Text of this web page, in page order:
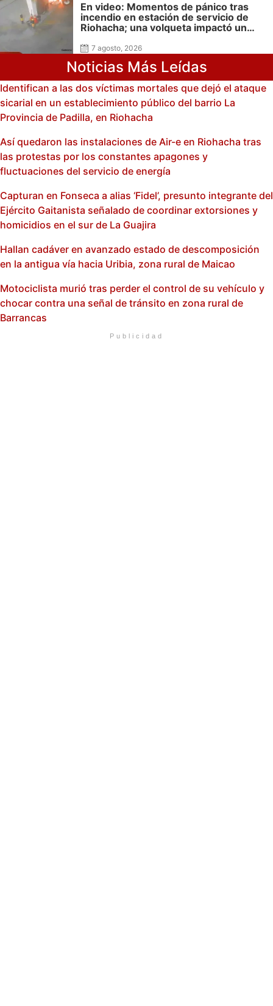
En video: Momentos de pánico tras
incendio en estación de servicio de
Riohacha; una volqueta impactó un
reversa
7 agosto, 2026
Noticias Más Leídas
Identifican a las dos víctimas mortales que dejó el ataque
sicarial en un establecimiento público del barrio La
Provincia de Padilla, en Riohacha
Así quedaron las instalaciones de Air-e en Riohacha tras
las protestas por los constantes apagones y
fluctuaciones del servicio de energía
Capturan en Fonseca a alias ‘Fidel’, presunto integrante del
Ejército Gaitanista señalado de coordinar extorsiones y
homicidios en el sur de La Guajira
Hallan cadáver en avanzado estado de descomposición
en la antigua vía hacia Uribia, zona rural de Maicao
Motociclista murió tras perder el control de su vehículo y
chocar contra una señal de tránsito en zona rural de
Barrancas
Publicidad